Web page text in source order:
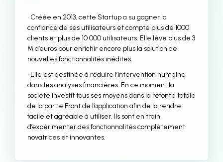
• Créée en 2013, cette Startup a su gagner la
confiance de ses utilisateurs et compte plus de 1000
clients et plus de 10 000 utilisateurs. Elle lève plus de 3
M d’euros pour enrichir encore plus la solution de
nouvelles fonctionnalités inédites.
• Elle est destinée à réduire l’intervention humaine
dans les analyses financières. En ce moment la
société investit tous ses moyens dans la refonte totale
de la partie Front de l’application afin de la rendre
facile et agréable à utiliser. Ils sont en train
d’expérimenter des fonctionnalités complètement
novatrices et innovantes.